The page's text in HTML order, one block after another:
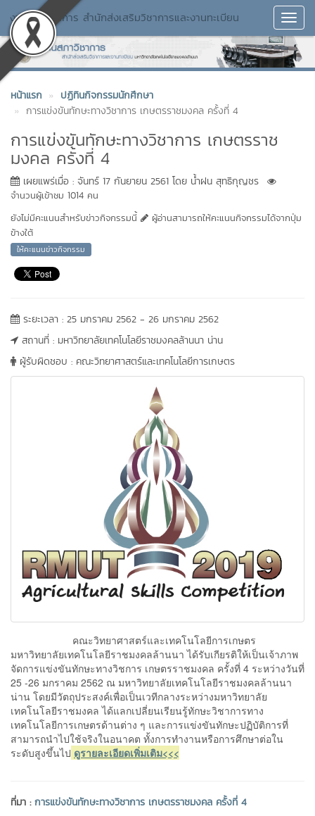
งานสภาวิชาการ สำนักส่งเสริมวิชาการและงานทะเบียน
หน้าแรก
ปฏิทินกิจกรรมนักศึกษา
การแข่งขันทักษะทางวิชาการ เกษตรราชมงคล ครั้งที่ 4
การแข่งขันทักษะทางวิชาการ เกษตรราช
มงคล ครั้งที่ 4
เผยแพร่เมื่อ : จันทร์ 17 กันยายน 2561 โดย น้ำฝน สุทธิกุญชร
จำนวนผู้เข้าชม 1014 คน
ยังไม่มีคะแนนสำหรับข่าวกิจกรรมนี้
ผู้อ่านสามารถให้คะแนนกิจกรรมได้จากปุ่ม
ข้างใต้
ให้คะแนนข่าวกิจกรรม
ระยะเวลา : 25 มกราคม 2562 - 26 มกราคม 2562
สถานที่ : มหาวิทยาลัยเทคโนโลยีราชมงคลล้านนา น่าน
ผู้รับผิดชอบ : คณะวิทยาศาสตร์และเทคโนโลยีการเกษตร
คณะวิทยาศาสตร์และเทคโนโลยีการเกษตร
มหาวิทยาลัยเทคโนโลยีราชมงคลล้านนา ได้รับเกียรติให้เป็นเจ้าภาพ
จัดการแข่งขันทักษะทางวิชการ เกษตรราชมงคล ครั้งที่ 4 ระหว่างวันที่
25 -26 มกราคม 2562 ณ มหาวิทยาลัยเทคโนโลยีราชมงคลล้านนา
น่าน โดยมีวัตถุประสงค์เพื่อเป็นเวทีกลางระหว่างมหาวิทยาลัย
เทคโนโลยีราชมงคล ได้แลกเปลี่ยนเรียนรู้ทักษะวิชาการทาง
เทคโนโลยีการเกษตรด้านต่าง ๆ และการแข่งขันทักษะปฏิบัติการที่
สามารถนำไปใช้จริงในอนาคต ทั้งการทำงานหรือการศึกษาต่อใน
ระดับสูงขึ้นไป ดูรายละเอียดเพิ่มเติม<<<
ที่มา :การแข่งขันทักษะทางวิชาการ เกษตรราชมงคล ครั้งที่ 4